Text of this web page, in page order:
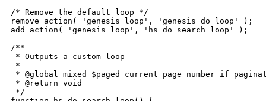
/* Remove the default loop */
remove_action( 'genesis_loop', 'genesis_do_loop' );
add_action( 'genesis_loop', 'hs_do_search_loop' );
/**
* Outputs a custom loop
*
* @global mixed $paged current page number if
* @return void
*/